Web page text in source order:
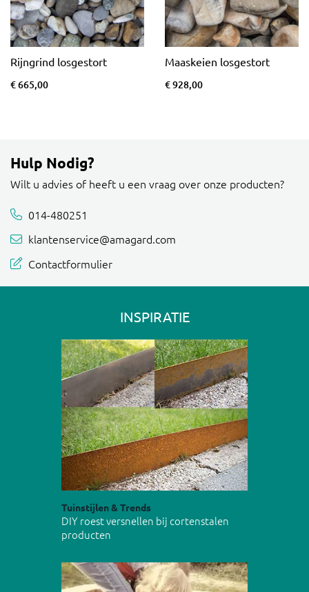
Rijngrind losgestort
€ 665,00
Maaskeien losgestort
€ 928,00
Hulp Nodig?
Wilt u advies of heeft u een vraag over onze producten?
014-480251
klantenservice@amagard.com
Contactformulier
INSPIRATIE
Tuinstijlen & Trends
DIY roest versnellen bij cortenstalen
producten